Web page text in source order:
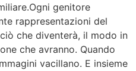
genitore
rappresentazioni del
che diventerà, il modo in
che avranno. Quando
vacillano. E insieme